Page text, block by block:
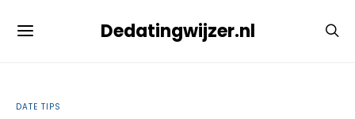
Dedatingwijzer.nl
DATE TIPS